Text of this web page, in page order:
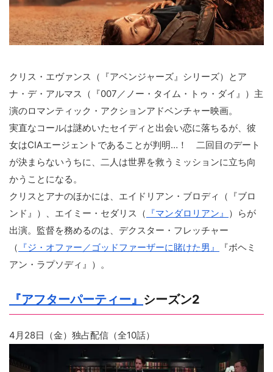
クリス・エヴァンス（『アベンジャーズ』シリーズ）とア
ナ・デ・アルマス（『007／ノー・タイム・トゥ・ダイ』）主
演のロマンティック・アクションアドベンチャー映画。
実直なコールは謎めいたセイディと出会い恋に落ちるが、彼
女はCIAエージェントであることが判明…！ 二回目のデート
が決まらないうちに、二人は世界を救うミッションに立ち向
かうことになる。
クリスとアナのほかには、エイドリアン・ブロディ（『ブロ
ンド』）、エイミー・セダリス（ 『マンダロリアン』 ）らが
出演。監督を務めるのは、デクスター・フレッチャー
（ 『ジ・オファー／ゴッドファーザーに賭けた男』
『ボヘミ
アン・ラプソディ』）。
『アフターパーティー』 シーズン2
4月28日（金）独占配信（全10話）